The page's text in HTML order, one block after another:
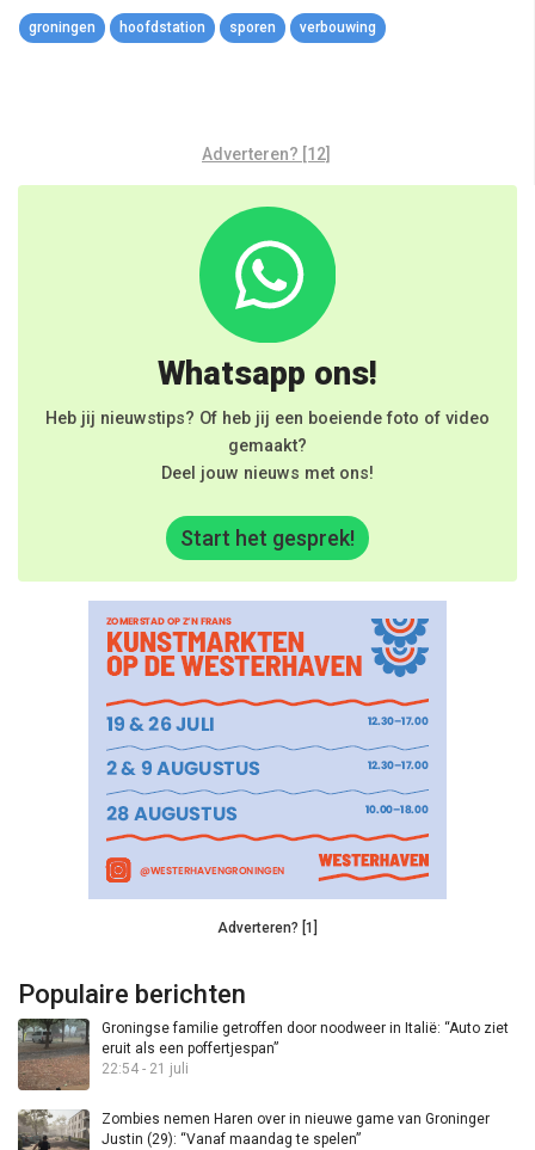
groningen hoofdstation sporen verbouwing
Adverteren? [12]
Whatsapp ons!
Heb jij nieuwstips? Of heb jij een boeiende foto of video
gemaakt?
Deel jouw nieuws met ons!
Start het gesprek!
Adverteren? [1]
Populaire berichten
Groningse familie getroffen door noodweer in Italië: “Auto ziet
eruit als een poffertjespan”
22:54 - 21 juli
Zombies nemen Haren over in nieuwe game van Groninger
Justin (29): “Vanaf maandag te spelen”